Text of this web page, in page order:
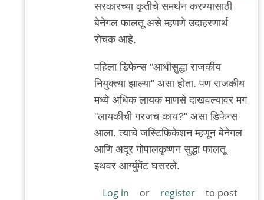
reply
to
by
प्रसन्ना१६११
सरकारच्या कृतीचे समर्थन करण्यासाठी
बेनेगल फालतू असे म्हणणे उदाहरणार्थ
रोचक आहे.
पहिला डिफेन्स "आधीसुद्धा राजकीय
नियुक्त्या झाल्या" असा होता. पण राजकीय
मध्ये अधिक लायक माणसे दाखवल्यावर मग
"लायकीची गरजच काय?" असा डिफेन्स
आला. त्याचे जस्टिफिकेशन म्हणून बेनेगल
आणि अदूर गोपालकृष्णन सुद्धा फालतू
इथवर आर्ग्युमेंट घसरले.
Log in or register
to post